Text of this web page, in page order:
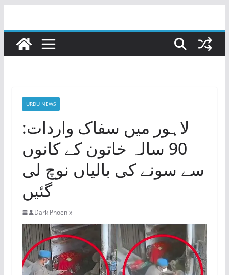
content
URDU NEWS
لاہور میں سفاک واردات:
90 سالہ خاتون کے کانوں
سے سونے کی بالیاں نوچ لی
گئیں
Dark Phoenix